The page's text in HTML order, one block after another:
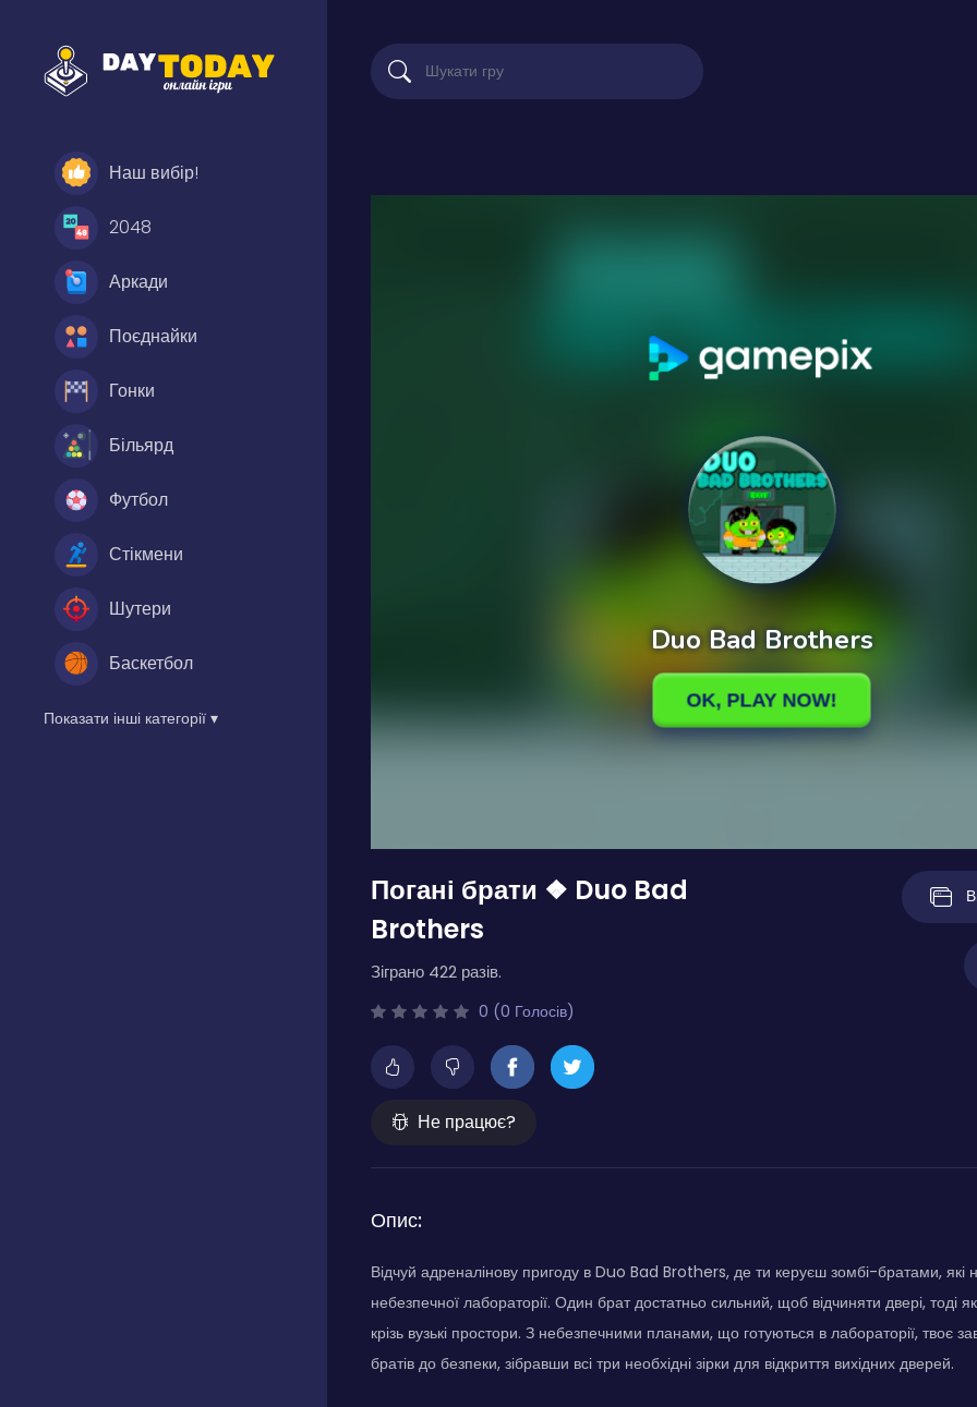
Наш вибір!
2048
Аркади
Поєднайки
Гонки
Більярд
Футбол
Стікмени
Шутери
Баскетбол
Показати інші категорії ▾
Погані брати ❖ Duo Bad
Brothers
Зіграно 422 разів.
0 (0 Голосів)
Не працює?
Опис:
Відчуй адреналінову пригоду в Duo Bad Brothers, де ти керуєш зомбі-братами, які
небезпечної лабораторії. Один брат достатньо сильний, щоб відчиняти двері, тоді
крізь вузькі простори. З небезпечними планами, що готуються в лабораторії, твоє
братів до безпеки, зібравши всі три необхідні зірки для відкриття вихідних дверей.